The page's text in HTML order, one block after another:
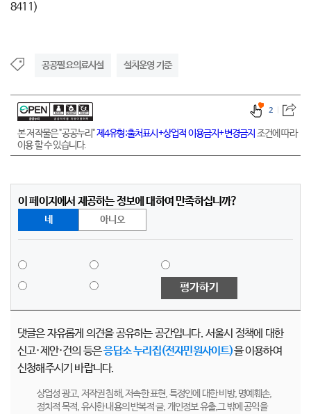
8411)
공공필요의료시설 설치운영 기준
본 저작물은 "공공누리"제4유형:출처표시+상업적 이용금지+변경금지 조건에 따라
이용 할 수 있습니다.
2
이 페이지에서 제공하는 정보에 대하여 만족하십니까?
네 아니오
평가하기
댓글은 자유롭게 의견을 공유하는 공간입니다. 서울시 정책에 대한
신고·제안·건의 등은응답소 누리집(전자민원사이트)을 이용하여
신청해주시기 바랍니다.
상업성 광고, 저작권 침해, 저속한 표현, 특정인에 대한 비방, 명예훼손,
정치적 목적, 유사한 내용의 반복적 글, 개인정보 유출,그 밖에 공익을